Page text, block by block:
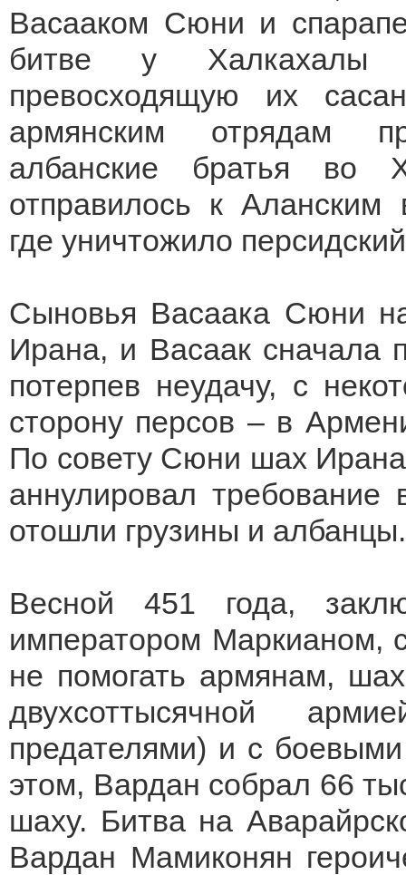
Васааком Сюни и
битве у Халкахалы
превосходящую их
армянским отрядам
албанские братья во
отправилось к Аланским
где уничтожило
Сыновья Васаака Сюни
Ирана, и Васаак сначала
потерпев неудачу, с
сторону персов – в
По совету Сюни шах Ирана
аннулировал требование
отошли грузины и албанцы.
Весной 451 года,
императором Маркианом,
не помогать армянам,
двухсоттысячной
предателями) и с
этом, Вардан собрал 66
шаху. Битва на
Вардан Мамиконян